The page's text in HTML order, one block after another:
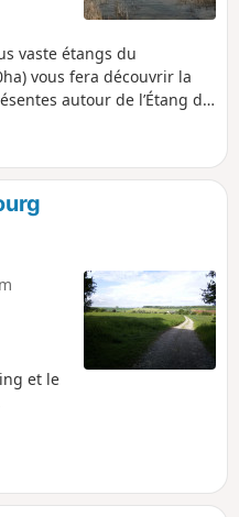
vaste étangs du
vous fera découvrir la
autour de l’Étang du
et le